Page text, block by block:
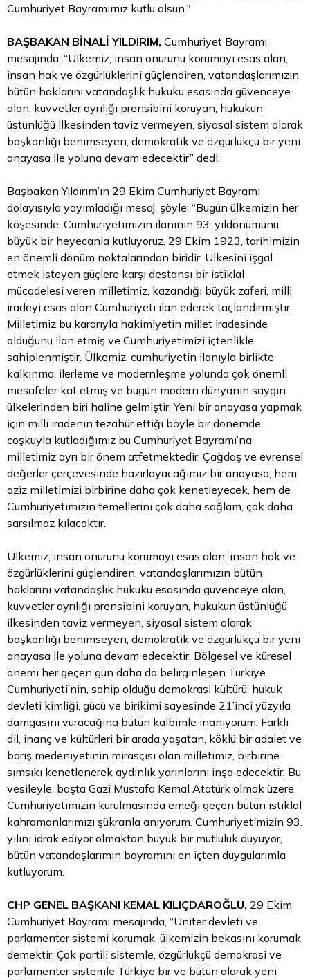
Cumhuriyet Bayramımız kutlu olsun."
BAŞBAKAN BİNALİ YILDIRIM, Cumhuriyet Bayramı
mesajında, “Ülkemiz, insan onurunu korumayı esas alan,
insan hak ve özgürlüklerini güçlendiren, vatandaşlarımızın
bütün haklarını vatandaşlık hukuku esasında güvenceye
alan, kuvvetler ayrılığı prensibini koruyan, hukukun
üstünlüğü ilkesinden taviz vermeyen, siyasal sistem olarak
başkanlığı benimseyen, demokratik ve özgürlükçü bir yeni
anayasa ile yoluna devam edecektir” dedi.
Başbakan Yıldırım’ın 29 Ekim Cumhuriyet Bayramı
dolayısıyla yayımladığı mesaj, şöyle: “Bugün ülkemizin her
köşesinde, Cumhuriyetimizin ilanının 93. yıldönümünü
büyük bir heyecanla kutluyoruz. 29 Ekim 1923, tarihimizin
en önemli dönüm noktalarından biridir. Ülkesini işgal
etmek isteyen güçlere karşı destansı bir istiklal
mücadelesi veren milletimiz, kazandığı büyük zaferi, milli
iradeyi esas alan Cumhuriyeti ilan ederek taçlandırmıştır.
Milletimiz bu kararıyla hakimiyetin millet iradesinde
olduğunu ilan etmiş ve Cumhuriyetimizi içtenlikle
sahiplenmiştir. Ülkemiz, cumhuriyetin ilanıyla birlikte
kalkınma, ilerleme ve modernleşme yolunda çok önemli
mesafeler kat etmiş ve bugün modern dünyanın saygın
ülkelerinden biri haline gelmiştir. Yeni bir anayasa yapmak
için milli iradenin tezahür ettiği böyle bir dönemde,
coşkuyla kutladığımız bu Cumhuriyet Bayramı’na
milletimiz ayrı bir önem atfetmektedir. Çağdaş ve evrensel
değerler çerçevesinde hazırlayacağımız bir anayasa, hem
aziz milletimizi birbirine daha çok kenetleyecek, hem de
Cumhuriyetimizin temellerini çok daha sağlam, çok daha
sarsılmaz kılacaktır.
Ülkemiz, insan onurunu korumayı esas alan, insan hak ve
özgürlüklerini güçlendiren, vatandaşlarımızın bütün
haklarını vatandaşlık hukuku esasında güvenceye alan,
kuvvetler ayrılığı prensibini koruyan, hukukun üstünlüğü
ilkesinden taviz vermeyen, siyasal sistem olarak
başkanlığı benimseyen, demokratik ve özgürlükçü bir yeni
anayasa ile yoluna devam edecektir. Bölgesel ve küresel
önemi her geçen gün daha da belirginleşen Türkiye
Cumhuriyeti’nin, sahip olduğu demokrasi kültürü, hukuk
devleti kimliği, gücü ve birikimi sayesinde 21’inci yüzyıla
damgasını vuracağına bütün kalbimle inanıyorum. Farklı
dil, inanç ve kültürleri bir arada yaşatan, köklü bir adalet ve
barış medeniyetinin mirasçısı olan milletimiz, birbirine
sımsıkı kenetlenerek aydınlık yarınlarını inşa edecektir. Bu
vesileyle, başta Gazi Mustafa Kemal Atatürk olmak üzere,
Cumhuriyetimizin kurulmasında emeği geçen bütün istiklal
kahramanlarımızı şükranla anıyorum. Cumhuriyetimizin 93.
yılını idrak ediyor olmaktan büyük bir mutluluk duyuyor,
bütün vatandaşlarımın bayramını en içten duygularımla
kutluyorum.
CHP GENEL BAŞKANI KEMAL KILIÇDAROĞLU, 29 Ekim
Cumhuriyet Bayramı mesajında, “Uniter devleti ve
parlamenter sistemi korumak, ülkemizin bekasını korumak
demektir. Çok partili sistemle, özgürlükçü demokrasi ve
parlamenter sistemle Türkiye bir ve bütün olarak yeni